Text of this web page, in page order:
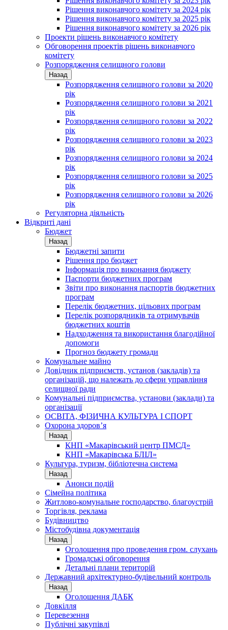
Рішення виконавчого комітету за 2024 рік
Рішення виконавчого комітету за 2025 рік
Рішення виконавчого комітету за 2026 рік
Проекти рішень виконавчого комітету
Обговорення проектів рішень виконавчого
комітету
Розпорядження селищного голови
Назад
Розпорядження селищного голови за 2020
рік
Розпорядження селищного голови за 2021
рік
Розпорядження селищного голови за 2022
рік
Розпорядження селищного голови за 2023
рік
Розпорядження селищного голови за 2024
рік
Розпорядження селищного голови за 2025
рік
Розпорядження селищного голови за 2026
рік
Регуляторна діяльність
Відкриті дані
Бюджет
Назад
Бюджетні запити
Рішення про бюджет
Інформація про виконання бюджету
Паспорти бюджетних програм
Звіти про виконання паспортів бюджетних
програм
Перелік бюджетних, цільових програм
Перелік розпорядників та отримувачів
бюджетних коштів
Надходження та використання благодійної
допомоги
Прогноз бюджету громади
Комунальне майно
Довідник підприємств, установ (закладів) та
організацій, що належать до сфери управління
селищної ради
Комунальні підприємства, установи (заклади) та
організації
ОСВІТА, ФІЗИЧНА КУЛЬТУРА І СПОРТ
Охорона здоров’я
Назад
КНП «Макарівський центр ПМСД»
КНП «Макарівська БЛІЛ»
Культура, туризм, бібліотечна система
Назад
Анонси подій
Сімейна політика
Житлово-комунальне господарство, благоустрій
Торгівля, реклама
Будівництво
Містобудівна документація
Назад
Оголошення про проведення гром. слухань
Громадські обговорення
Детальні плани територій
Державний архітектурно-будівельний контроль
Назад
Оголошення ДАБК
Довкілля
Перевезення
Публічні закупівлі